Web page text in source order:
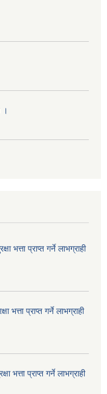
।
प्राप्त गर्ने लाभग्राही
प्राप्त गर्ने लाभग्राही
प्राप्त गर्ने लाभग्राही